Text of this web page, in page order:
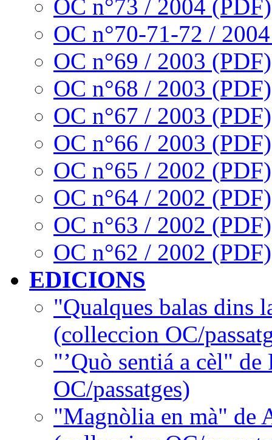
OC n°73 / 2004 (PDF)
OC n°70-71-72 /
OC n°69 / 2003 (PDF)
OC n°68 / 2003 (PDF)
OC n°67 / 2003 (PDF)
OC n°66 / 2003 (PDF)
OC n°65 / 2002 (PDF)
OC n°64 / 2002 (PDF)
OC n°63 / 2002 (PDF)
OC n°62 / 2002 (PDF)
EDICIONS
"Qualques balas dins
(colleccion OC/
"’Quò sentiá a cèl"
OC/passatges)
"Magnòlia en mà" de